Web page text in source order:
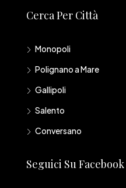
Cerca Per Città
Monopoli
Polignano a Mare
Gallipoli
Salento
Conversano
Seguici Su Facebook